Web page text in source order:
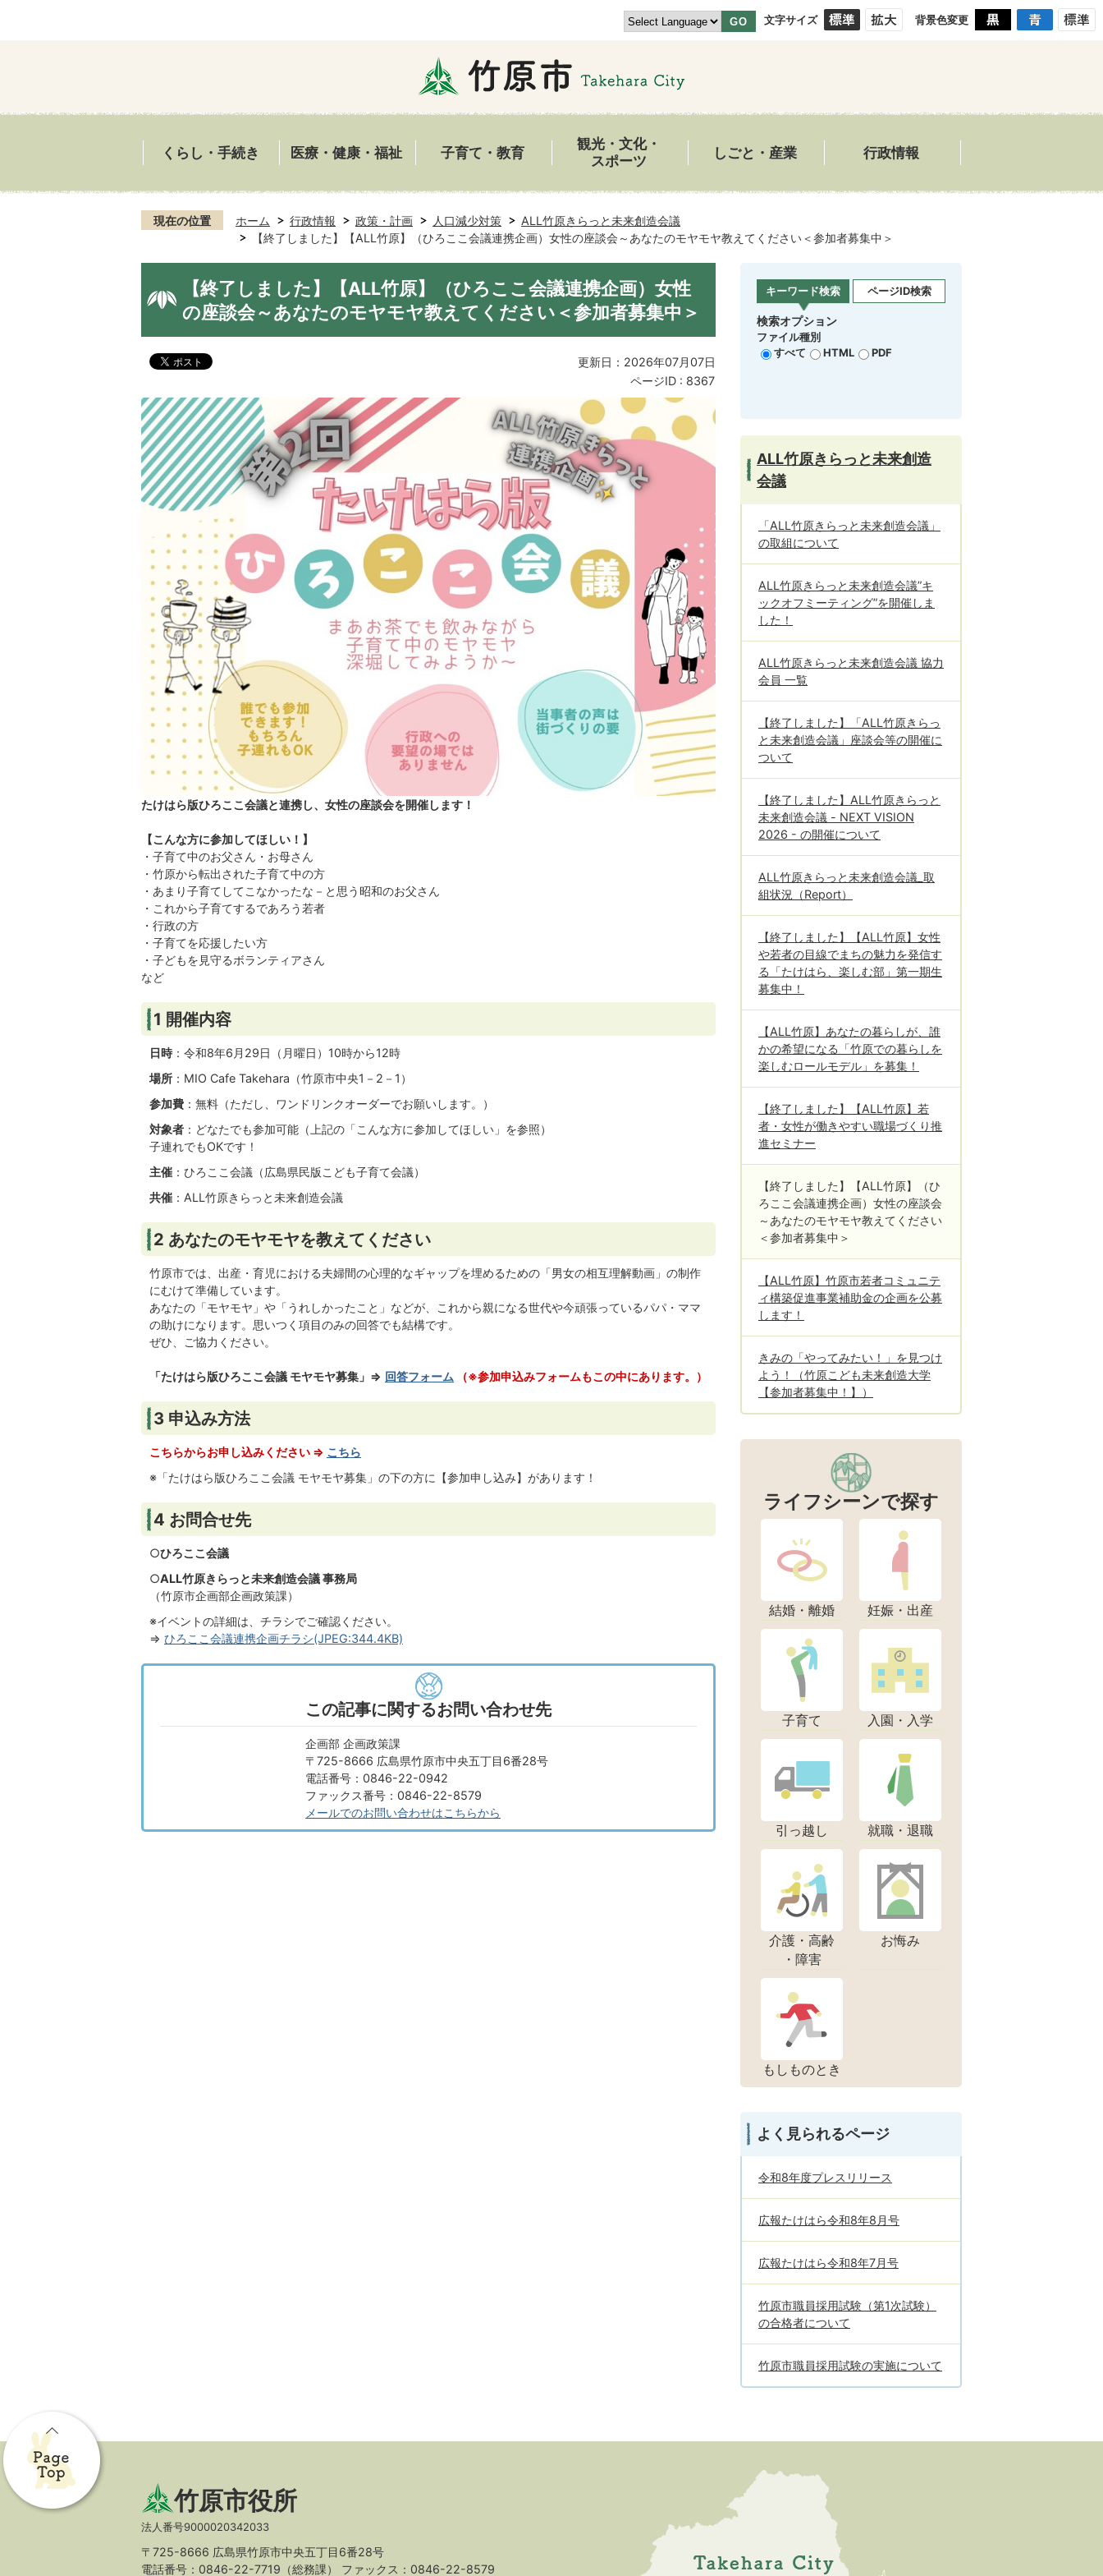
GO 文字サイズ 背景色変更
くらし・手続き 医療・健康・福祉 子育て・教育
観光・文化・
スポーツ
しごと・産業 行政情報
現在の位置 ホーム 行政情報 政策・計画 人口減少対策
ALL竹原きらっと未来創造会議
【終了しました】【ALL竹原】（ひろここ会議連携企画）女性の座談会～あなたのモヤモヤ教えてください＜参加者募集中＞
【終了しました】【ALL竹原】（ひろここ会議連携企画）女性
の座談会～あなたのモヤモヤ教えてください＜参加者募集中＞
更新日：2026年07月07日
ページID : 8367
たけはら版ひろここ会議と連携し、女性の座談会を開催します！
【こんな方に参加してほしい！】
・子育て中のお父さん・お母さん
・竹原から転出された子育て中の方
・あまり子育てしてこなかったな－と思う昭和のお父さん
・これから子育てするであろう若者
・行政の方
・子育てを応援したい方
・子どもを見守るボランティアさん
など
1 開催内容
日時：令和8年6月29日（月曜日）10時から12時
場所 ：MIO Cafe Takehara（竹原市中央1－2－1）
参加費 ：無料（ただし、ワンドリンクオーダーでお願いします。）
対象者 ：どなたでも参加可能（上記の「こんな方に参加してほしい」を参照）
子連れでもOKです！
主催 ：ひろここ会議（広島県民版こども子育て会議）
共催 ：ALL竹原きらっと未来創造会議
2 あなたのモヤモヤを教えてください
竹原市では、出産・育児における夫婦間の心理的なギャップを埋めるための「男女の相互理解動画」の制作
にむけて準備しています。
あなたの「モヤモヤ」や「うれしかったこと」などが、これから親になる世代や今頑張っているパパ・ママ
の助けになります。思いつく項目のみの回答でも結構です。
ぜひ、ご協力ください。
「たけはら版ひろここ会議 モヤモヤ募集」⇒ 回答フォーム （※参加申込みフォームもこの中にあります。）
3 申込み方法
こちらからお申し込みください ⇒ こちら
※「たけはら版ひろここ会議 モヤモヤ募集」の下の方に【参加申し込み】があります！
4 お問合せ先
○ひろここ会議
○ALL竹原きらっと未来創造会議 事務局
（竹原市企画部企画政策課）
※イベントの詳細は、チラシでご確認ください。
⇒ ひろここ会議連携企画チラシ(JPEG:344.4KB)
この記事に関するお問い合わせ先
企画部 企画政策課
〒725-8666 広島県竹原市中央五丁目6番28号
電話番号：0846-22-0942
ファックス番号：0846-22-8579
メールでのお問い合わせはこちらから
キーワード検索 ページID検索
検索オプション
ファイル種別
すべて
HTML PDF
ALL竹原きらっと未来創造
会議
「ALL竹原きらっと未来創造会議」
の取組について
ALL竹原きらっと未来創造会議”キ
ックオフミーティング”を開催しま
した！
ALL竹原きらっと未来創造会議 協力
会員 一覧
【終了しました】「ALL竹原きらっ
と未来創造会議」座談会等の開催に
ついて
【終了しました】ALL竹原きらっと
未来創造会議 - NEXT VISION
2026 - の開催について
ALL竹原きらっと未来創造会議_取
組状況（Report）
【終了しました】【ALL竹原】女性
や若者の目線でまちの魅力を発信す
る「たけはら、楽しむ部」第一期生
募集中！
【ALL竹原】あなたの暮らしが、誰
かの希望になる「竹原での暮らしを
楽しむロールモデル」を募集！
【終了しました】【ALL竹原】若
者・女性が働きやすい職場づくり推
進セミナー
【終了しました】【ALL竹原】（ひ
ろここ会議連携企画）女性の座談会
～あなたのモヤモヤ教えてください
＜参加者募集中＞
【ALL竹原】竹原市若者コミュニテ
ィ構築促進事業補助金の企画を公募
します！
きみの「やってみたい！」を見つけ
よう！（竹原こども未来創造大学
【参加者募集中！】）
ライフシーンで探す
結婚・離婚 妊娠・出産
子育て 入園・入学
引っ越し 就職・退職
介護・高齢
・障害
お悔み
もしものとき
よく見られるページ
令和8年度プレスリリース
広報たけはら令和8年8月号
広報たけはら令和8年7月号
竹原市職員採用試験（第1次試験）
の合格者について
竹原市職員採用試験の実施について
竹原市役所
法人番号9000020342033
〒725-8666 広島県竹原市中央五丁目6番28号
電話番号：0846-22-7719（総務課） ファックス：0846-22-8579